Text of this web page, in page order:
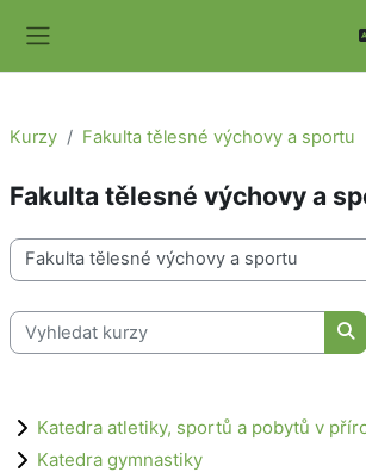
Kurzy Fakulta tělesné výchovy a sportu
Fakulta tělesné výchovy a
Kategorie kurzů
Vyhledat kurzy
Katedra atletiky, sportů a pobytů v
Katedra gymnastiky